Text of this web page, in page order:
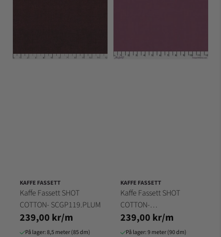
KAFFE FASSETT
Kaffe Fassett SHOT
COTTON- SCGP119.PLUM
239,00 kr/m
På lager: 8,5 meter (85 dm)
KAFFE FASSETT
Kaffe Fassett SHOT
COTTON-
SCGP142.GRAPE
239,00 kr/m
På lager: 9 meter (90 dm)